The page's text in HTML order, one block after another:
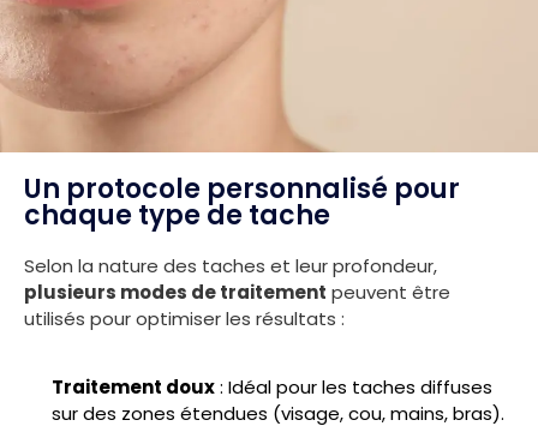
Un protocole personnalisé pour
chaque type de tache
Selon la nature des taches et leur profondeur,
plusieurs modes de traitement peuvent être
utilisés pour optimiser les résultats :
Traitement doux: Idéal pour les taches diffuses
sur des zones étendues (visage, cou, mains, bras).